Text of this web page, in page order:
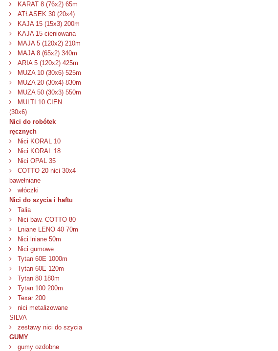
KARAT 8 (76x2) 65m
ATŁASEK 30 (20x4)
KAJA 15 (15x3) 200m
KAJA 15 cieniowana
MAJA 5 (120x2) 210m
MAJA 8 (65x2) 340m
ARIA 5 (120x2) 425m
MUZA 10 (30x6) 525m
MUZA 20 (30x4) 830m
MUZA 50 (30x3) 550m
MULTI 10 CIEN.
(30x6)
Nici do robótek
ręcznych
Nici KORAL 10
Nici KORAL 18
Nici OPAL 35
COTTO 20 nici 30x4
bawełniane
włóczki
Nici do szycia i haftu
Talia
Nici baw. COTTO 80
Lniane LENO 40 70m
Nici lniane 50m
Nici gumowe
Tytan 60E 1000m
Tytan 60E 120m
Tytan 80 180m
Tytan 100 200m
Texar 200
nici metalizowane
SILVA
zestawy nici do szycia
GUMY
gumy ozdobne